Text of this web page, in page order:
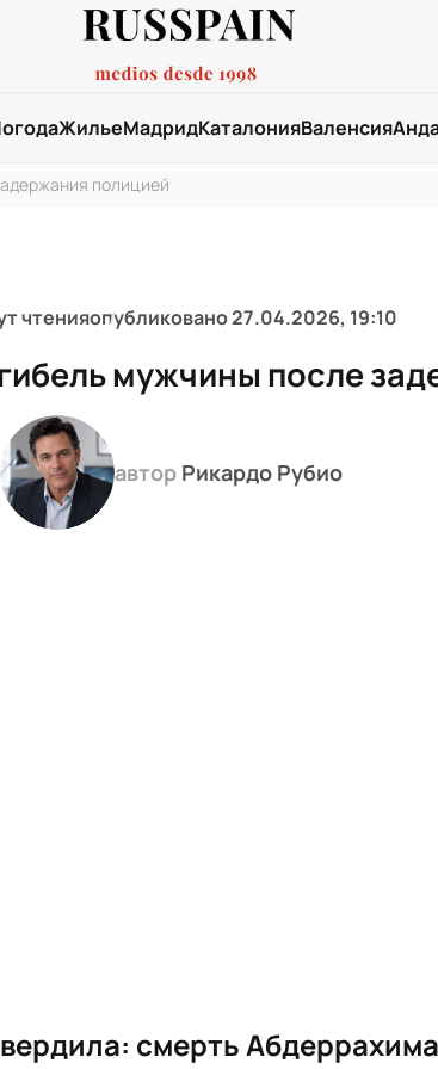
ЖильеМадридКаталонияВаленсия
полицией
чтенияопубликовано27.04.2026, 19:10
мужчины после
автор Рикардо Рубио
смерть